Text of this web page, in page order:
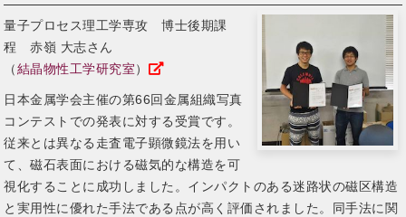
量子プロセス理工学専攻 博士後期課
程 赤嶺 大志さん
（結晶物性工学研究室）
日本金属学会主催の第66回金属組織写真
コンテストでの発表に対する受賞です。
従来とは異なる走査電子顕微鏡法を用い
て、磁石表面における磁気的な構造を可
視化することに成功しました。インパクトのある迷路状の磁区構造
と実用性に優れた手法である点が高く評価されました。同手法に関